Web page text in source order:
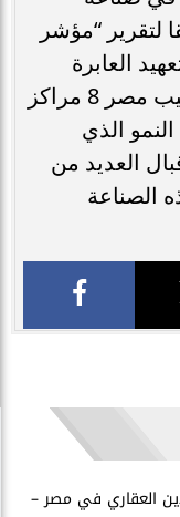
من المركز 11 وفقا لتقرير “مؤشر
العابرة
للحدود 2023”، ويعكس تقدم ترتيب مصر 8 مراكز
الذي
العديد من
الصناعة
العقاري في مصر –